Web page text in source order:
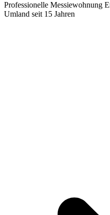
Professionelle Messiewohnung
Umland seit 15 Jahren